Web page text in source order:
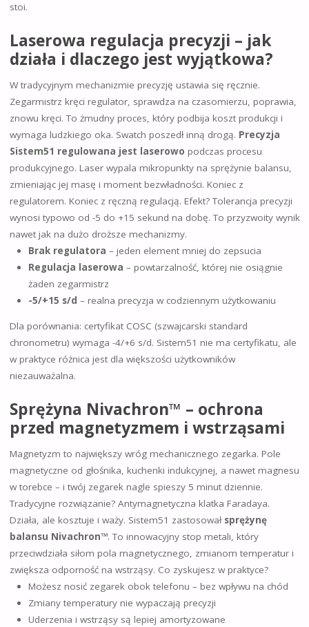
stoi.
Laserowa regulacja precyzji – jak
działa i dlaczego jest wyjątkowa?
W tradycyjnym mechanizmie precyzję ustawia się ręcznie.
Zegarmistrz kręci regulator, sprawdza na czasomierzu, poprawia,
znowu kręci. To żmudny proces, który podbija koszt produkcji i
wymaga ludzkiego oka. Swatch poszedł inną drogą. Precyzja
Sistem51 regulowana jest laserowo podczas procesu
produkcyjnego. Laser wypala mikropunkty na sprężynie balansu,
zmieniając jej masę i moment bezwładności. Koniec z
regulatorem. Koniec z ręczną regulacją. Efekt? Tolerancja precyzji
wynosi typowo od -5 do +15 sekund na dobę. To przyzwoity wynik
nawet jak na dużo droższe mechanizmy.
Brak regulatora – jeden element mniej do zepsucia
Regulacja laserowa – powtarzalność, której nie osiągnie
żaden zegarmistrz
-5/+15 s/d – realna precyzja w codziennym użytkowaniu
Dla porównania: certyfikat COSC (szwajcarski standard
chronometru) wymaga -4/+6 s/d. Sistem51 nie ma certyfikatu, ale
w praktyce różnica jest dla większości użytkowników
niezauważalna.
Sprężyna Nivachron™ – ochrona
przed magnetyzmem i wstrząsami
Magnetyzm to największy wróg mechanicznego zegarka. Pole
magnetyczne od głośnika, kuchenki indukcyjnej, a nawet magnesu
w torebce – i twój zegarek nagle spieszy 5 minut dziennie.
Tradycyjne rozwiązanie? Antymagnetyczna klatka Faradaya.
Działa, ale kosztuje i waży. Sistem51 zastosował sprężynę
balansu Nivachron™. To innowacyjny stop metali, który
przeciwdziała siłom pola magnetycznego, zmianom temperatur i
zwiększa odporność na wstrząsy. Co zyskujesz w praktyce?
Możesz nosić zegarek obok telefonu – bez wpływu na chód
Zmiany temperatury nie wypaczają precyzji
Uderzenia i wstrząsy są lepiej amortyzowane